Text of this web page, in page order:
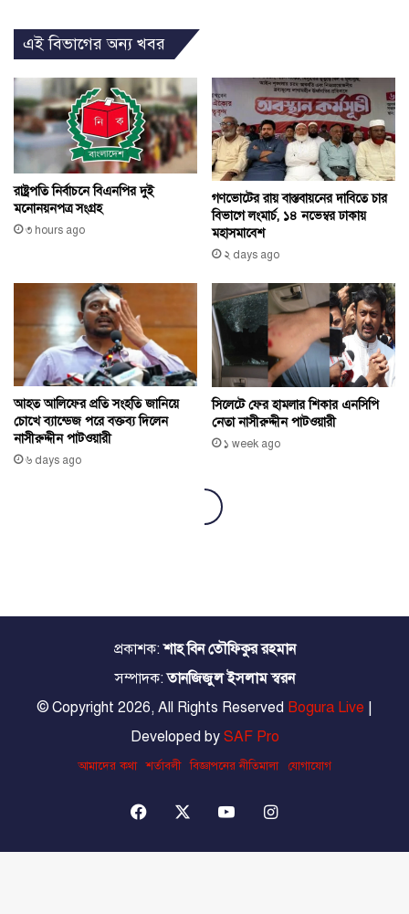
প্রকাশক:শাহ বিন তৌফিকুর রহমান
সম্পাদক:তানজিজুল ইসলাম স্বরন
© Copyright 2026, All Rights Reserved Bogura Live
Developed by SAF Pro
আমাদের কথা শর্তাবলী বিজ্ঞাপনের নীতিমালা যোগাযোগ
Facebook YouTubeInstagram